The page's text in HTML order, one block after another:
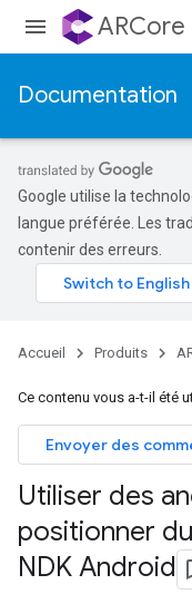
ARCore
Documentation
Google utilise la
langue préférée. Les
contenir des erreurs.
Accueil Produits
Ce contenu vous a-t-il été
Envoyer des
Utiliser des
positionner
NDK Android